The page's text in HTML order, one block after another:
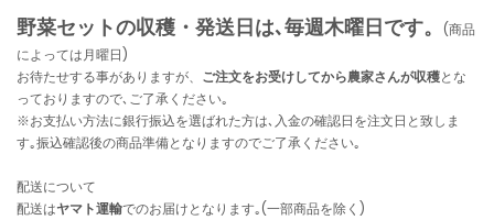
野菜セットの収穫・発送日は､毎週木曜日です。
(商品
によっては月曜日)
お待たせする事がありますが、 ご注文をお受けしてから農家さんが収穫とな
っておりますので､ご了承ください｡
※お支払い方法に銀行振込を選ばれた方は､入金の確認日を注文日と致しま
す｡振込確認後の商品準備となりますのでご了承ください｡
配送について
配送はヤマト運輸でのお届けとなります｡(一部商品を除く)